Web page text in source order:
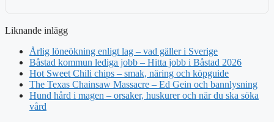
Liknande inlägg
Årlig löneökning enligt lag – vad gäller i Sverige
Båstad kommun lediga jobb – Hitta jobb i Båstad 2026
Hot Sweet Chili chips – smak, näring och köpguide
The Texas Chainsaw Massacre – Ed Gein och bannlysning
Hund hård i magen – orsaker, huskurer och när du ska söka
vård